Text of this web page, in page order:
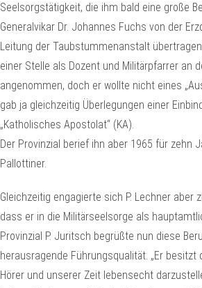
Seelsorgstätigkeit, die ihm bald eine große
Generalvikar Dr. Johannes Fuchs von der
Leitung der Taubstummenanstalt
einer Stelle als Dozent und Militärpfarrer an
angenommen, doch er wollte nicht eines
gab ja gleichzeitig Überlegungen einer
„Katholisches Apostolat“ (KA).
Der Provinzial berief ihn aber 1965 für zehn
Pallottiner.
Gleichzeitig engagierte sich P. Lechner
dass er in die Militärseelsorge als
Provinzial P. Juritsch begrüßte nun diese
herausragende Führungsqualität. „Er
Hörer und unserer Zeit lebensecht